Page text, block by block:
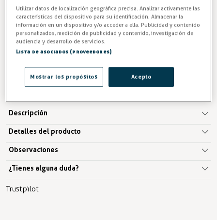
Medidas bisagra TRS
5,76 €
IVA excl.4,76 €
AÑADIR A LA CESTA
Descripción
Detalles del producto
Observaciones
¿Tienes alguna duda?
Trustpilot
Utilizar datos de localización geográfica precisa. Analizar activamente las
características del dispositivo para su identificación. Almacenar la
información en un dispositivo y/o acceder a ella. Publicidad y contenido
personalizados, medición de publicidad y contenido, investigación de
audiencia y desarrollo de servicios.
Lista de asociados (proveedores)
Acepto
Mostrar los propósitos